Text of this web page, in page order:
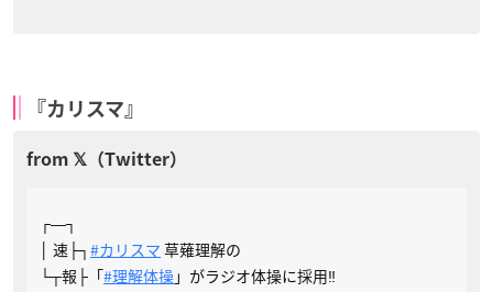
『カリスマ』
┌―┐
│ 速├┐ #カリスマ 草薙理解の
└┬報├「#理解体操」がラジオ体操に採用‼